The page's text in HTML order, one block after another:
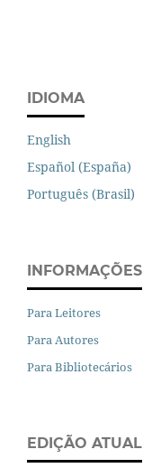
IDIOMA
English
Español (España)
Português (Brasil)
INFORMAÇÕES
Para Leitores
Para Autores
Para Bibliotecários
EDIÇÃO ATUAL